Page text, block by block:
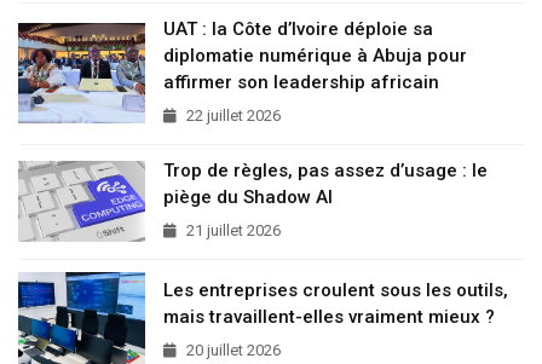
UAT : la Côte d’Ivoire déploie sa
diplomatie numérique à Abuja pour
affirmer son leadership africain
22 juillet 2026
Trop de règles, pas assez d’usage : le
piège du Shadow AI
21 juillet 2026
Les entreprises croulent sous les outils,
mais travaillent-elles vraiment mieux ?
20 juillet 2026